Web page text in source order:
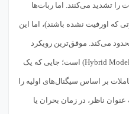
تشدید می‌کنند. اما ربات‌ها
که اورفیت نشده باشند)، اما این
می‌کند. موفق‌ترین رویکرد
بر اساس سیگنال‌های اولیه را
ناظر، در زمان بحران یا